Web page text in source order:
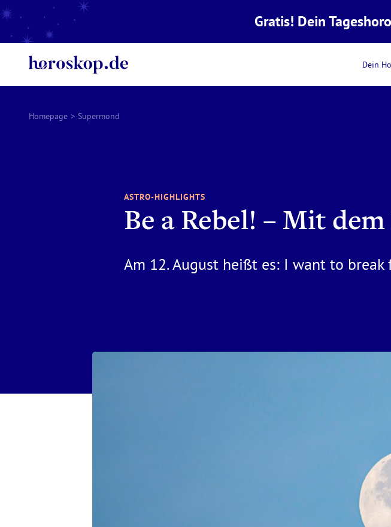
Dein
Gratis! Dein
Homepage > Supermond
ASTRO-HIGHLIGHTS
Be a Rebel! – Mit
Am 12. August heißt es: I want to break